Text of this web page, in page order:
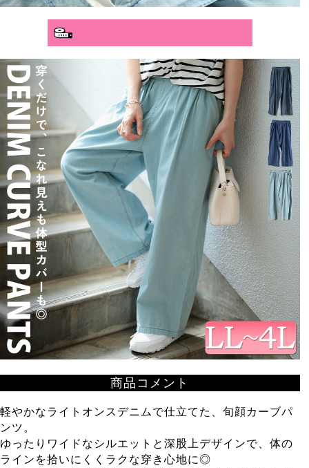
商品コメント
軽やかなライトオンスデニムで仕立てた、旬顔カーブパ
ンツ。
ゆったりワイドなシルエットと深股上デザインで、体の
ラインを拾いにくくラクな穿き心地に◎